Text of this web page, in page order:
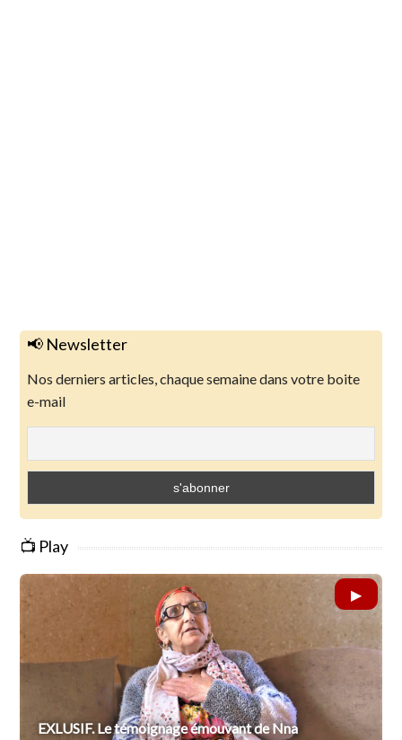
📢 Newsletter
Nos derniers articles, chaque semaine dans votre boite
e-mail
📺 Play
EXLUSIF. Le témoignage émouvant de Nna